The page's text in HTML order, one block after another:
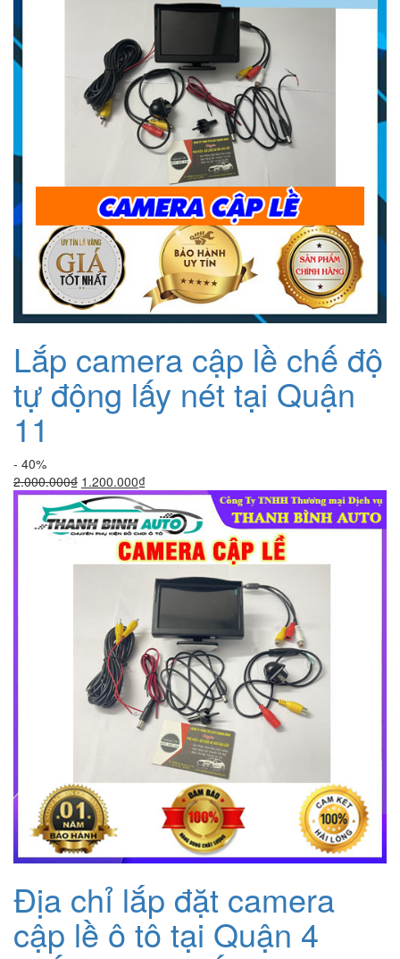
Lắp camera cập lề chế độ
tự động lấy nét tại Quận
11
- 40%
2.000.000₫ Giá
gốc
là:
2.000.000₫.
1.200.000₫Giá
hiện
tại
là:
1.200.000₫.
Địa chỉ lắp đặt camera
cập lề ô tô tại Quận 4